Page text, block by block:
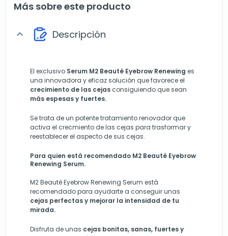
Más sobre este producto
expand_more Descripción
El exclusivo Serum M2 Beauté Eyebrow Renewing es
una innovadora y eficaz solución que favorece el
crecimiento de las cejas consiguiendo que sean
más espesas y fuertes.
Se trata de un potente tratamiento renovador que
activa el crecmiento de las cejas para trasformar y
reestablecer el aspecto de sus cejas.
Para quien está recomendado M2 Beauté Eyebrow
Renewing Serum.
M2 Beauté Eyebrow Renewing Serum está
recomendado para ayudarte a conseguir unas
cejas perfectas y mejorar la intensidad de tu
mirada.
Disfruta de unas cejas bonitas, sanas, fuertes y